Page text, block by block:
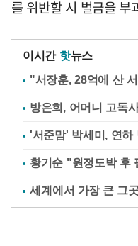
를 위반할 시 벌금을 부
이시간 핫뉴스
"서장훈, 28억에 산
방은희, 어머니 고독
'서준맘' 박세미, 연
황기순 "원정도박 후